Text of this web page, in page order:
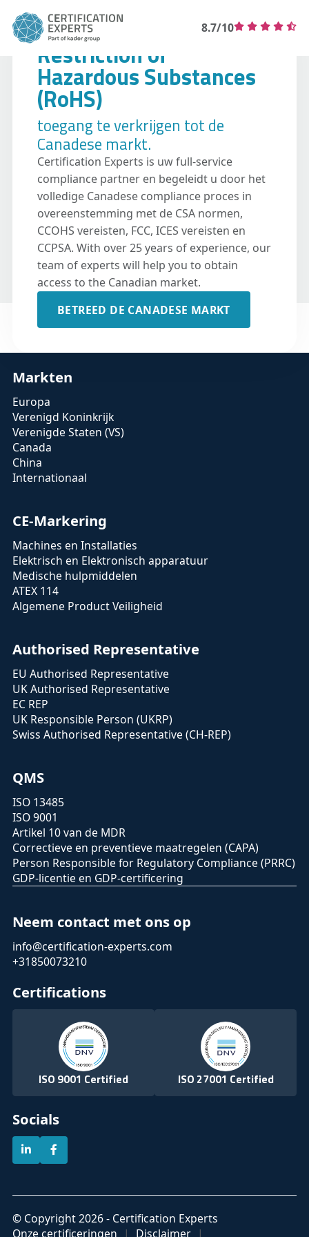
8.7/10
Restriction of
Hazardous Substances
(RoHS)
toegang te verkrijgen tot de
Canadese markt.
Certification Experts is uw full-service
compliance partner en begeleidt u door het
volledige Canadese compliance proces in
overeenstemming met de CSA normen,
CCOHS vereisten, FCC, ICES vereisten en
CCPSA. With over 25 years of experience, our
team of experts will help you to obtain
access to the Canadian market.
BETREED DE CANADESE MARKT
Markten
Europa
Verenigd Koninkrijk
Verenigde Staten (VS)
Canada
China
Internationaal
CE-Markering
Machines en Installaties
Elektrisch en Elektronisch apparatuur
Medische hulpmiddelen
ATEX 114
Algemene Product Veiligheid
Authorised Representative
EU Authorised Representative
UK Authorised Representative
EC REP
UK Responsible Person (UKRP)
Swiss Authorised Representative (CH-REP)
QMS
ISO 13485
ISO 9001
Artikel 10 van de MDR
Correctieve en preventieve maatregelen (CAPA)
Person Responsible for Regulatory Compliance (PRRC)
GDP-licentie en GDP-certificering
Neem contact met ons op
info@certification-experts.com
+31850073210
Certifications
ISO 9001 Certified ISO 27001 Certified
Socials
© Copyright 2026 - Certification Experts
Onze certificeringen
Disclaimer